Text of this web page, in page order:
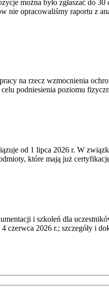
można było zgłaszać do 30
opracowaliśmy raportu z
na rzecz wzmocnienia
podniesienia poziomu
od 1 lipca 2026 r. W
które mają już
i szkoleń dla
2026 r.; szczegóły i